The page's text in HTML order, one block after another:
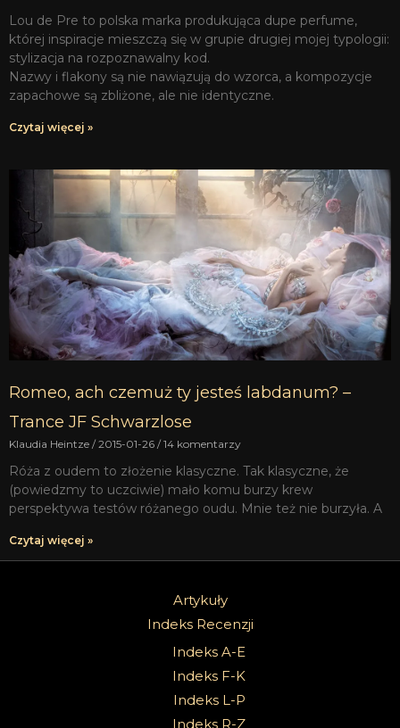
Lou de Pre to polska marka produkująca dupe perfume,
której inspiracje mieszczą się w grupie drugiej mojej typologii:
stylizacja na rozpoznawalny kod.
Nazwy i flakony są nie nawiązują do wzorca, a kompozycje
zapachowe są zbliżone, ale nie identyczne.
Czytaj więcej »
Romeo, ach czemuż ty jesteś labdanum? –
Trance JF Schwarzlose
Klaudia Heintze 2015-01-26 14 komentarzy
Róża z oudem to złożenie klasyczne. Tak klasyczne, że
(powiedzmy to uczciwie) mało komu burzy krew
perspektywa testów różanego oudu. Mnie też nie burzyła. A
Czytaj więcej »
Artykuły
Indeks Recenzji
Indeks A-E
Indeks F-K
Indeks L-P
Indeks R-Z